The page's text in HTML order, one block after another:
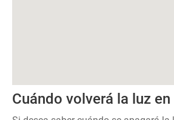
Cuándo volverá la luz